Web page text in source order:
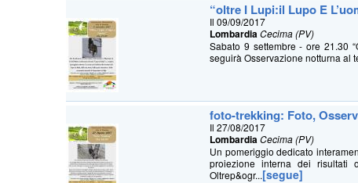
“oltre I Lupi:il Lupo E
Il 09/09/2017
LombardiaCecima (PV)
Sabato 9 settembre - ore 21.30
seguirà Osservazione notturna al
foto-trekking: Foto,
Il 27/08/2017
LombardiaCecima (PV)
Un pomeriggio dedicato
proiezione interna dei risultati
Oltrep&ogr...[segue]